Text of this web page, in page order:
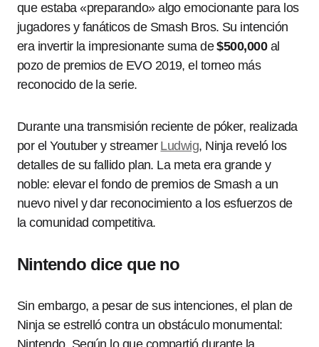
que estaba «preparando» algo emocionante para los
jugadores y fanáticos de Smash Bros. Su intención
era invertir la impresionante suma de$500,000al
pozo de premios de EVO 2019, el torneo más
reconocido de la serie.
Durante una transmisión reciente de póker, realizada
por el Youtuber y streamer Ludwig, Ninja reveló los
detalles de su fallido plan. La meta era grande y
noble: elevar el fondo de premios de Smash a un
nuevo nivel y dar reconocimiento a los esfuerzos de
la comunidad competitiva.
Nintendo dice que no
Sin embargo, a pesar de sus intenciones, el plan de
Ninja se estrelló contra un obstáculo monumental:
Nintendo. Según lo que compartió durante la